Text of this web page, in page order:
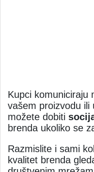
Kupci komuniciraju
vašem proizvodu ili
možete dobiti
brenda ukoliko se
Razmislite i sami
kvalitet brenda